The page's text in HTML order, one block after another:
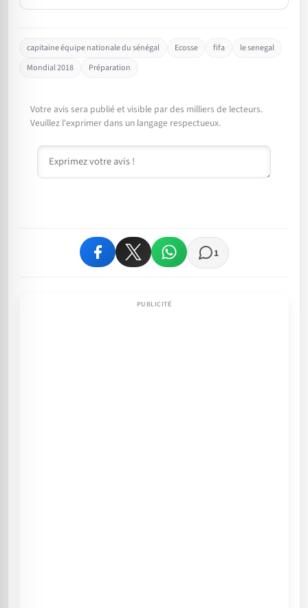
capitaine équipe nationale du sénégal Ecosse fifa
le senegal
Mondial 2018
Préparation
Votre avis sera publié et visible par des milliers de lecteurs.
Veuillez l'exprimer dans un langage respectueux.
Commentaire
1